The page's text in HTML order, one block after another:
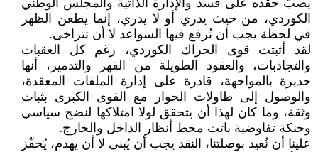
يصبّ حقده على قسد والإدارة الذاتية والمجلس الوطني
الكوردي، من حيث يدري أو لا يدري، إنما يطعن الظهر
في لحظة يجب أن تُرفع فيها السواعد لا أن تتراخى.
لقد أثبتت قوى الحراك الكوردي، رغم كل العقبات
والتجاذبات، والعقود الطويلة من القهر والتدمير، أنها
جديرة بالمواجهة، قادرة على إدارة الملفات المعقدة،
والوصول إلى طاولات الحوار مع القوى الكبرى بثبات
وثقة، وما كان لهذا أن يتحقق لولا امتلاكها لنضج سياسي
وحنكة تفاوضية باتت محط أنظار الداخل والخارج.
علينا أن نُعيد بوصلتنا، النقد يجب أن يُبنى لا أن يهدم، يُحفّز